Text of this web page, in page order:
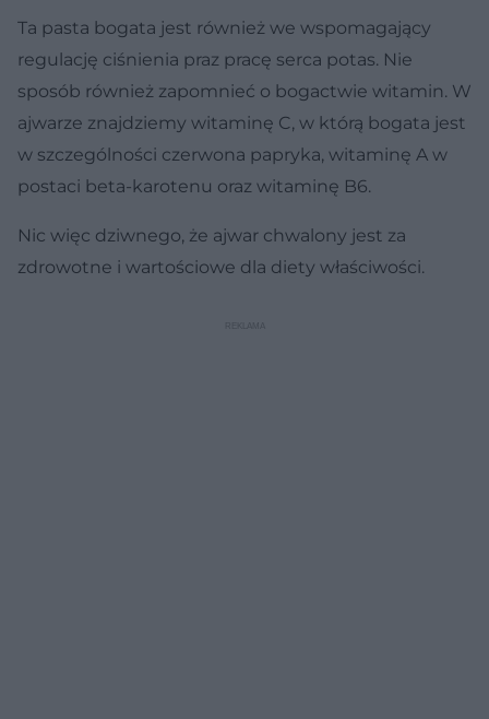
Ta pasta bogata jest również we wspomagający
regulację ciśnienia praz pracę serca potas. Nie
sposób również zapomnieć o bogactwie witamin. W
ajwarze znajdziemy witaminę C, w którą bogata jest
w szczególności czerwona papryka, witaminę A w
postaci beta-karotenu oraz witaminę B6.
Nic więc dziwnego, że ajwar chwalony jest za
zdrowotne i wartościowe dla diety właściwości.